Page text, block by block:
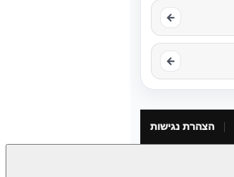
←
←
הצהרת נגישות